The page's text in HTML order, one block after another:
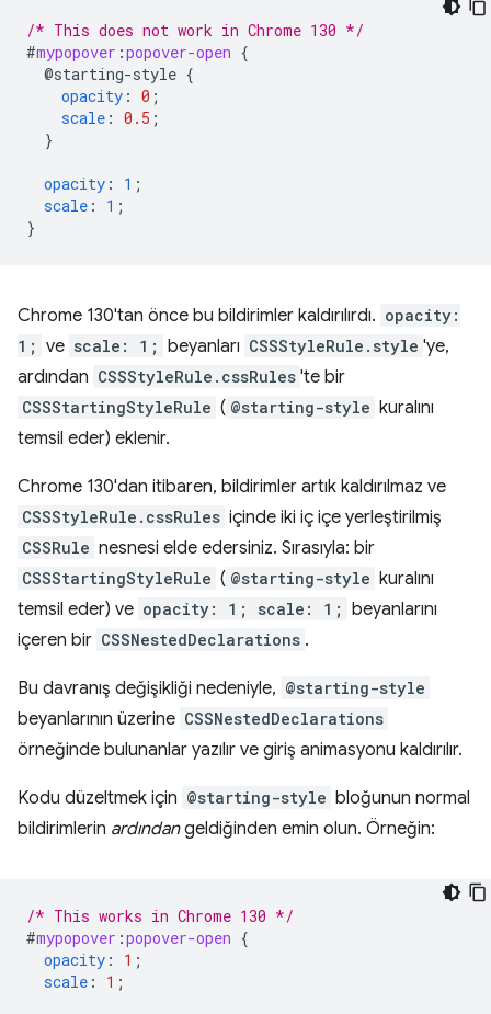
/* This does not work in Chrome 130 */
#mypopover :popover-open {
@starting-style {
opacity : 0 ;
scale : 0.5 ;
}
opacity : 1 ;
scale : 1 ;
}
Chrome 130'tan önce bu bildirimler kaldırılırdı. opacity:
1; ve scale: 1; beyanları CSSStyleRule.style 'ye,
ardından CSSStyleRule.cssRules 'te bir
CSSStartingStyleRule ( @starting-style kuralını
temsil eder) eklenir.
Chrome 130'dan itibaren, bildirimler artık kaldırılmaz ve
CSSStyleRule.cssRules içinde iki iç içe yerleştirilmiş
CSSRule nesnesi elde edersiniz. Sırasıyla: bir
CSSStartingStyleRule ( @starting-style kuralını
temsil eder) ve opacity: 1; scale: 1; beyanlarını
içeren bir CSSNestedDeclarations .
Bu davranış değişikliği nedeniyle, @starting-style
beyanlarının üzerine CSSNestedDeclarations
örneğinde bulunanlar yazılır ve giriş animasyonu kaldırılır.
Kodu düzeltmek için @starting-style bloğunun normal
bildirimlerin ardındangeldiğinden emin olun. Örneğin:
/* This works in Chrome 130 */
#mypopover :popover-open {
opacity : 1 ;
scale : 1 ;